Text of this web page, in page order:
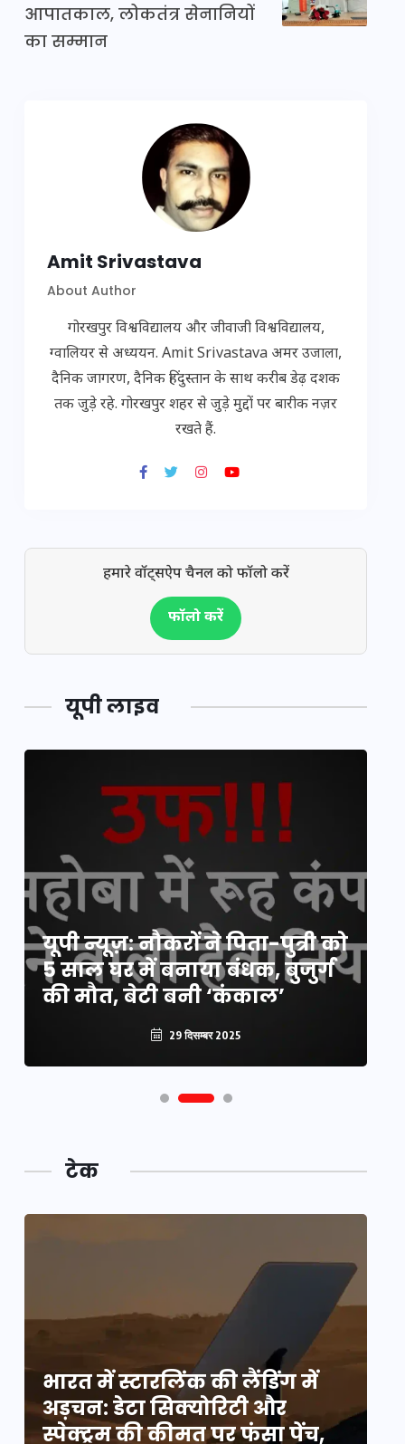
आपातकाल, लोकतंत्र सेनानियों
का सम्मान
Amit Srivastava
About Author
गोरखपुर विश्वविद्यालय और जीवाजी विश्वविद्यालय,
ग्वालियर से अध्ययन. Amit Srivastava अमर उजाला,
दैनिक जागरण, दैनिक हिंदुस्तान के साथ करीब डेढ़ दशक
तक जुड़े रहे. गोरखपुर शहर से जुड़े मुद्दों पर बारीक नज़र
रखते हैं.
हमारे वॉट्सऐप चैनल को फॉलो करें
फॉलो करें
यूपी लाइव
यूपी न्यूज़: नौकरों ने पिता-पुत्री को
5 साल घर में बनाया बंधक, बुजुर्ग
की मौत, बेटी बनी ‘कंकाल’
29 दिसम्बर 2025
टेक
भारत में स्टारलिंक की लैंडिंग में
अड़चन: डेटा सिक्योरिटी और
स्पेक्ट्रम की कीमत पर फंसा पेंच,